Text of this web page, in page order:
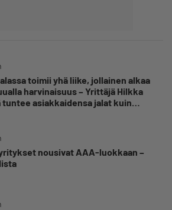
toimii yhä liike, jollainen alkaa
harvinaisuus – Yrittäjä Hilkka
tuntee asiakkaidensa jalat kuin
nousivat AAA-luokkaan –